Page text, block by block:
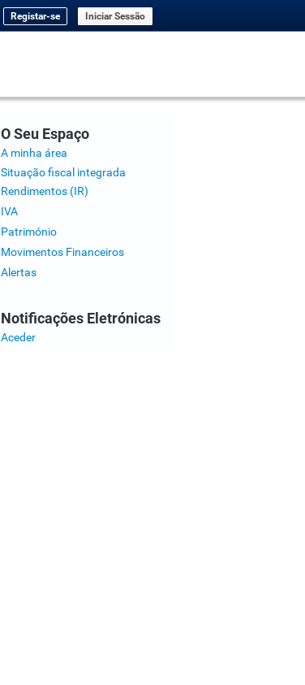
Registar-se Iniciar Sessão
O Seu Espaço
A minha área
Situação fiscal integrada
Rendimentos (IR)
IVA
Património
Movimentos Financeiros
Alertas
Notificações Eletrónicas
Aceder